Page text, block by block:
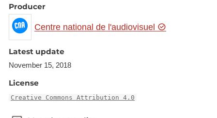
WILWERTZ, Pierre WERNER, Pierre FRIEDEN,
Emile REUTER. La séance est suivie d'un vin
d'honneur animé par un orchestre. Monseigneur
LOMMEL trinque avec plusieurs personnalités. Puis
a lieu un banquet au cours duquel M. HAMILIUS
marquée par un dîner-spectacle avec Hary
HAAGEN. Les membres du Comité de l'Union ont
Producer
Centre national de l'audiovisuel
Latest update
November 15, 2018
License
Creative Commons Attribution 4.0